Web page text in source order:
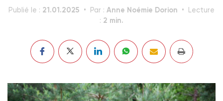
Publié le : 21.01.2025 Par : Anne Noémie Dorion
Lecture
: 2 min.